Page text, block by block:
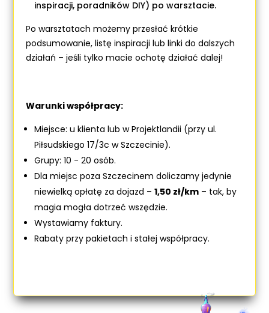
inspiracji, poradników DIY) po warsztacie.
Po warsztatach możemy przesłać krótkie
podsumowanie, listę inspiracji lub linki do dalszych
działań – jeśli tylko macie ochotę działać dalej!
Warunki współpracy:
Miejsce: u klienta lub w Projektlandii (przy ul.
Piłsudskiego 17/3c w Szczecinie).
Grupy: 10 - 20 osób.
Dla miejsc poza Szczecinem doliczamy jedynie
niewielką opłatę za dojazd –1,50 zł/km – tak, by
magia mogła dotrzeć wszędzie.
Wystawiamy faktury.
Rabaty przy pakietach i stałej współpracy.